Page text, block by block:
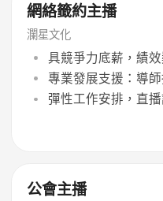
網絡籤約主播
瀾星文化
具競爭力底薪，績
專業發展支援：導
彈性工作安排，直
公會主播